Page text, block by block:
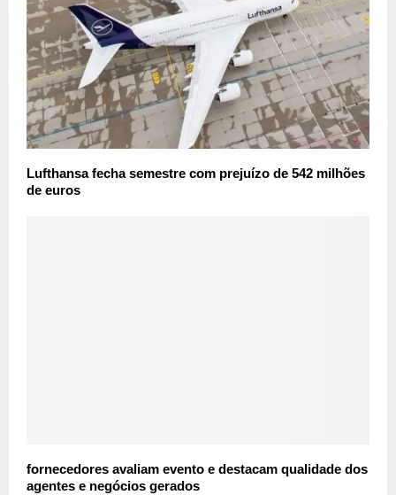
Lufthansa fecha semestre com prejuízo de 542 milhões
de euros
fornecedores avaliam evento e destacam qualidade dos
agentes e negócios gerados